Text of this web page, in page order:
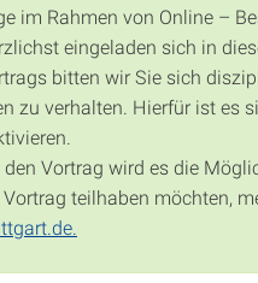
im Rahmen von Online –
eingeladen sich in
bitten wir Sie sich
zu verhalten. Hierfür ist es
Vortrag wird es die
teilhaben möchten,